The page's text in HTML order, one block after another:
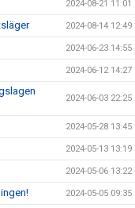
2024-08-21 11:01
2024-08-14 12:49
2024-06-23 14:55
2024-06-12 14:27
2024-06-03 22:25
2024-05-28 13:45
2024-05-13 13:19
2024-05-06 13:22
2024-05-05 09:35